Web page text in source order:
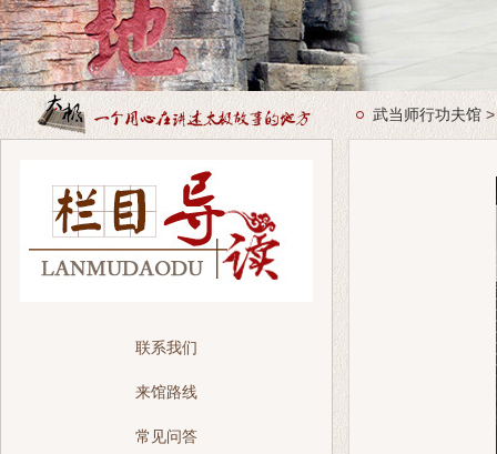
联系我们
来馆路线
常见问答
武当师行功夫馆